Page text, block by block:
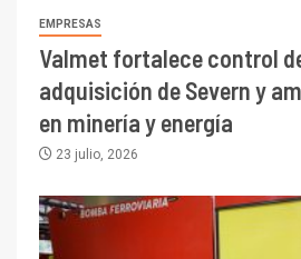
EMPRESAS
Valmet fortalece control
adquisición de Severn y
en minería y energía
23 julio, 2026